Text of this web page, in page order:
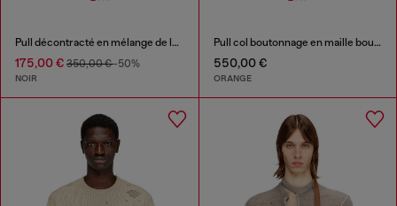
Pull décontracté en mélange de laine
175,00 € 350,00 €-50%
NOIR
Pull col boutonnage en maille bouillie froissée
550,00 €
ORANGE